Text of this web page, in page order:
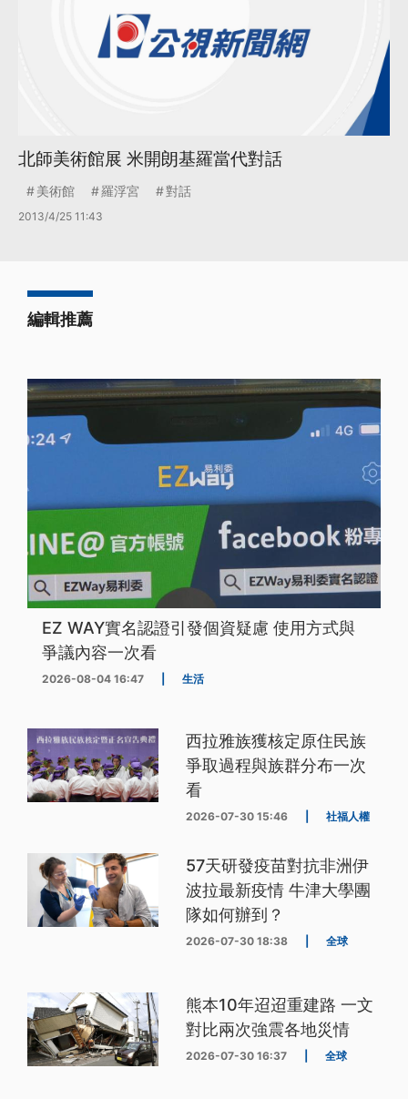
北師美術館展 米開朗基羅當代對話
美術館 羅浮宮 對話
2013/4/25 11:43
編輯推薦
EZ WAY實名認證引發個資疑慮 使用方式與
爭議內容一次看
2026-08-04 16:47 生活
西拉雅族獲核定原住民族
爭取過程與族群分布一次
看
2026-07-30 15:46 社福人權
57天研發疫苗對抗非洲伊
波拉最新疫情 牛津大學團
隊如何辦到？
2026-07-30 18:38 全球
熊本10年迢迢重建路 一文
對比兩次強震各地災情
2026-07-30 16:37 全球